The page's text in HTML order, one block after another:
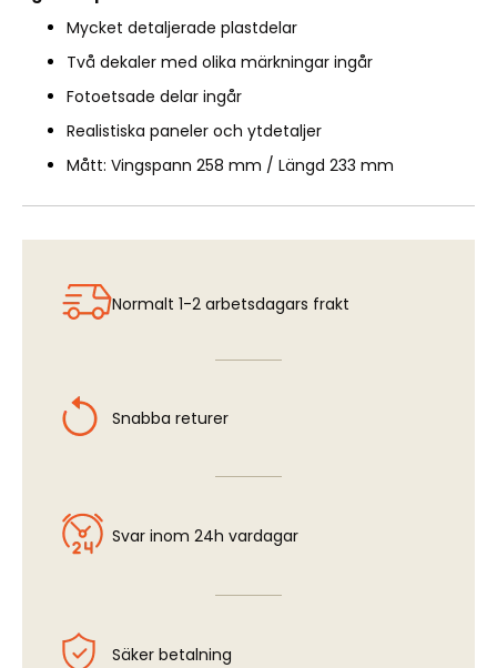
Mycket detaljerade plastdelar
Två dekaler med olika märkningar ingår
Fotoetsade delar ingår
Realistiska paneler och ytdetaljer
Mått: Vingspann 258 mm / Längd 233 mm
Normalt 1-2 arbetsdagars frakt
Snabba returer
Svar inom 24h vardagar
Säker betalning